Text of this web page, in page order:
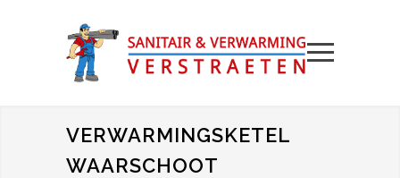
VERWARMINGSKETEL
WAARSCHOOT